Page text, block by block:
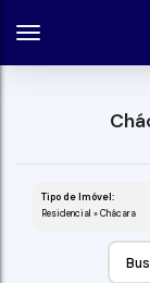
Tipo de Imóvel:
Residencial » Chácara